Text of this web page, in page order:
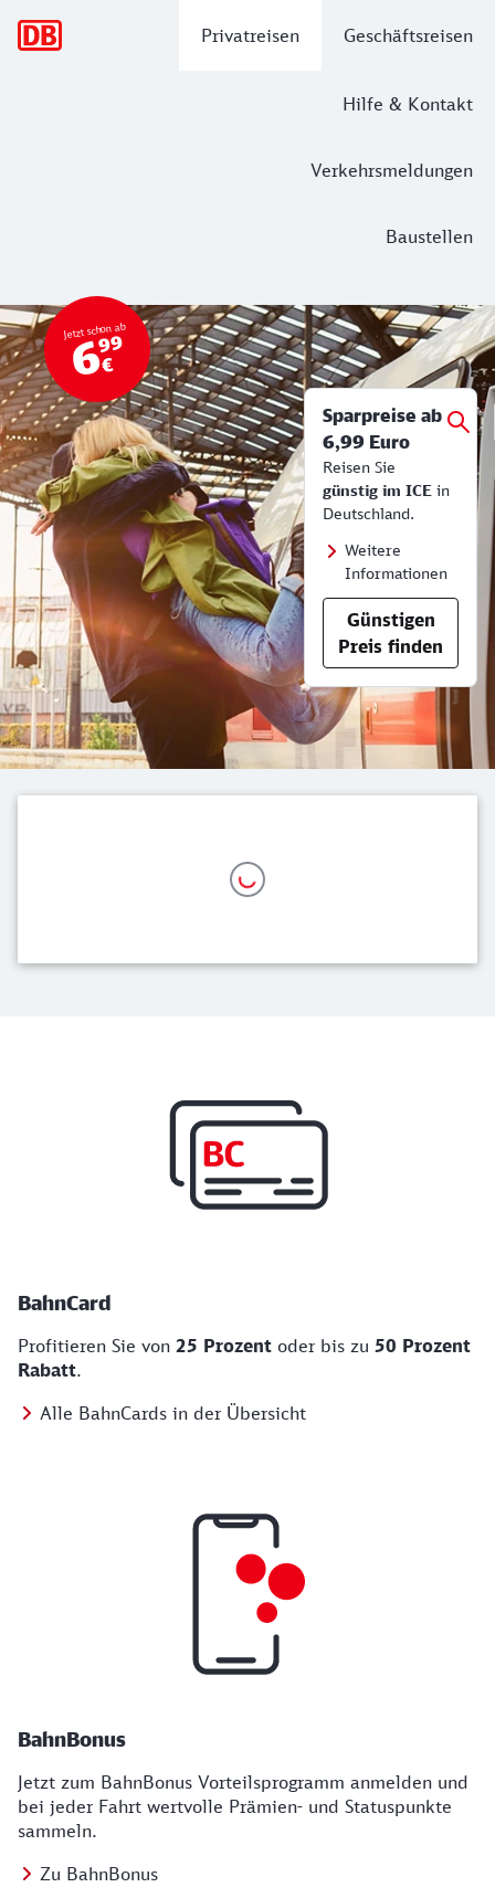
Privatreisen Geschäftsreisen
Hilfe & Kontakt
Verkehrsmeldungen
Baustellen
Bahn Tickets & Services
Top Angebot
Jetzt schon ab
699
€
Sparpreise ab
6,99 Euro
Reisen Sie
günstig im ICE in
Deutschland.
Weitere
Informationen
Günstigen
Preis finden
BahnCard
Profitieren Sie von 25 Prozent oder bis zu 50 Prozent
Rabatt.
Alle BahnCards in der Übersicht
BahnBonus
Jetzt zum BahnBonus Vorteilsprogramm anmelden und
bei jeder Fahrt wertvolle Prämien- und Statuspunkte
sammeln.
Zu BahnBonus